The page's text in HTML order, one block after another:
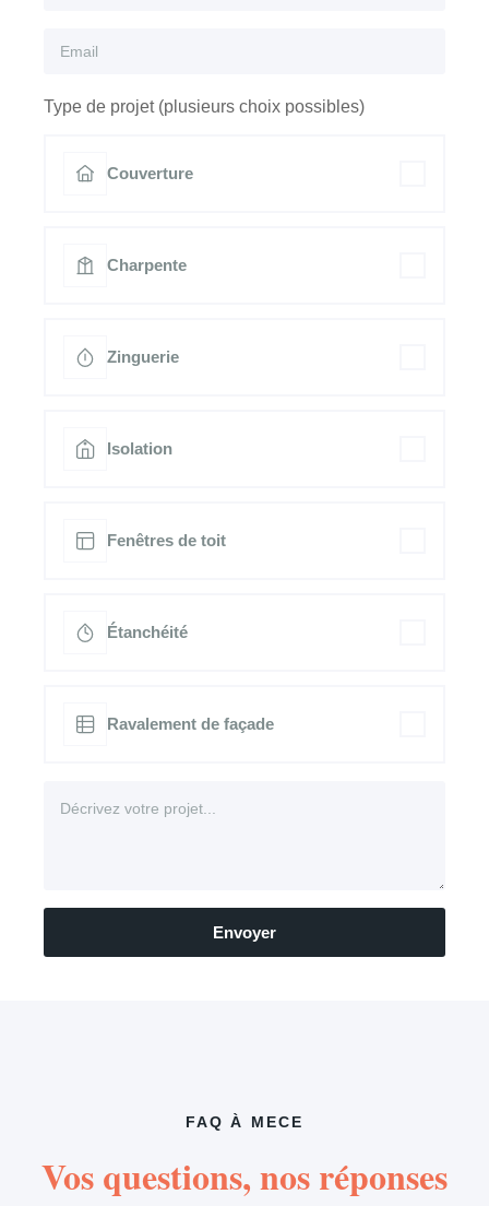
Type de projet (plusieurs choix possibles)
Couverture
Charpente
Zinguerie
Isolation
Fenêtres de toit
Étanchéité
Ravalement de façade
Envoyer
FAQ À MECE
Vos questions, nos réponses